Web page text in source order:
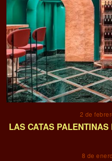
2 de
LAS CATAS
8 de